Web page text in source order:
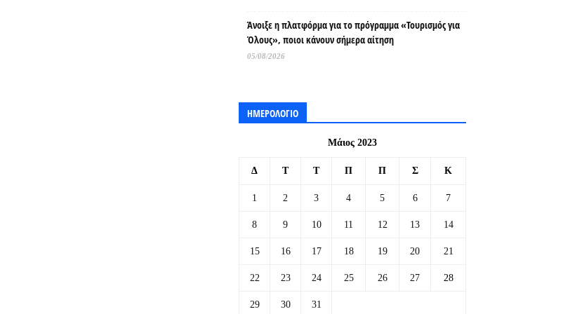
Άνοιξε η πλατφόρμα για το πρόγραμμα «Τουρισμός για
Όλους», ποιοι κάνουν σήμερα αίτηση
05/08/2026
ΗΜΕΡΟΛΟΓΙΟ
Μάιος 2023
Δ Τ Τ Π Π Σ Κ
1 2 3 4 5 6 7
8 9 10 11 12 13 14
15 16 17 18 19 20 21
22 23 24 25 26 27 28
29 30 31